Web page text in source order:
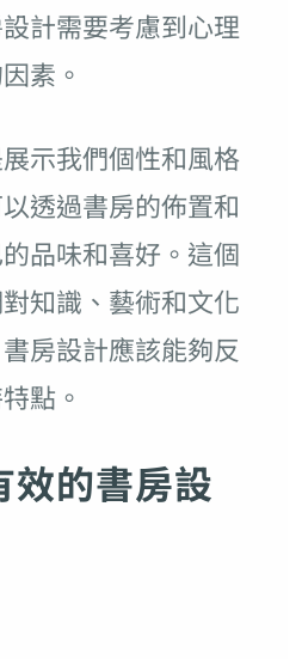
計需要考慮到心理
素。
示我們個性和風格
透過書房的佈置和
品味和喜好。這個
知識、藝術和文化
房設計應該能夠反
點。
效的書房設